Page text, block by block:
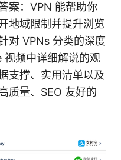
案：VPN 能帮助你
地域限制并提升浏览
对 VPNs 分类的深度
视频中详细解说的观
支撑、实用清单以及
质量、SEO 友好的